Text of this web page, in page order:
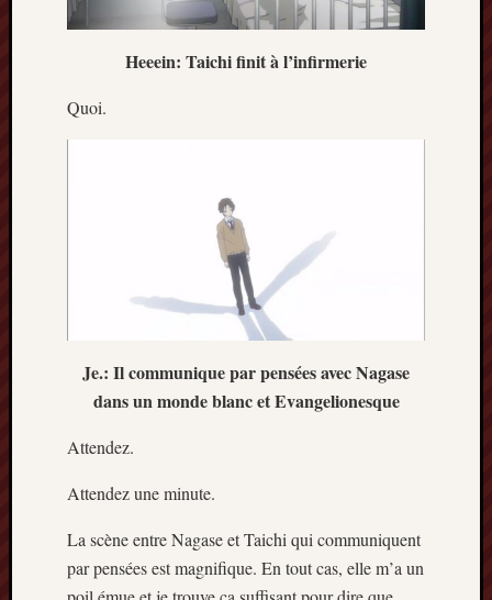
Heeein: Taichi finit à l’infirmerie
Quoi.
Je.: Il communique par pensées avec Nagase
dans un monde blanc et Evangelionesque
Attendez.
Attendez une minute.
La scène entre Nagase et Taichi qui communiquent
par pensées est magnifique. En tout cas, elle m’a un